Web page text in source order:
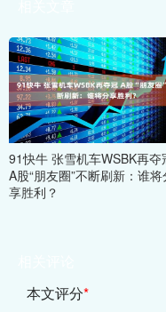
91快牛 张雪机车WSBK再夺
A股“朋友圈”不断刷新：谁将
享胜利？
本文评分*